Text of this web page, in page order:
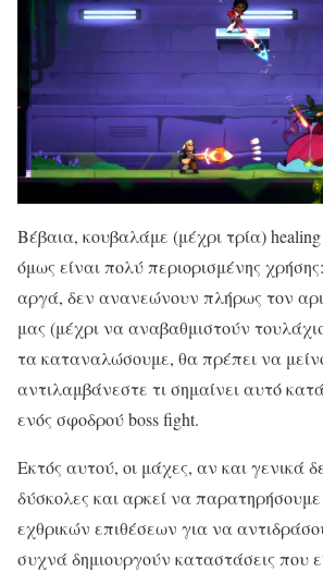
Βέβαια, κουβαλάμε (μέχρι τρία)
όμως είναι πολύ περιορισμένης
αργά, δεν ανανεώνουν πλήρως τον
μας (μέχρι να αναβαθμιστούν
τα καταναλώσουμε, θα πρέπει να
αντιλαμβάνεστε τι σημαίνει αυτό
ενός σφοδρού boss fight.
Εκτός αυτού, οι μάχες, αν και γενικά
δύσκολες και αρκεί να
εχθρικών επιθέσεων για να
συχνά δημιουργούν καταστάσεις που